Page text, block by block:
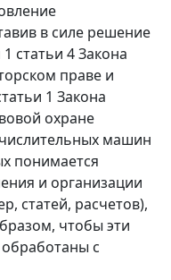
в силе решение
статьи 4Закона
праве и
1 Закона
охране
машин
понимается
и организации
статей, расчетов),
чтобы эти
с